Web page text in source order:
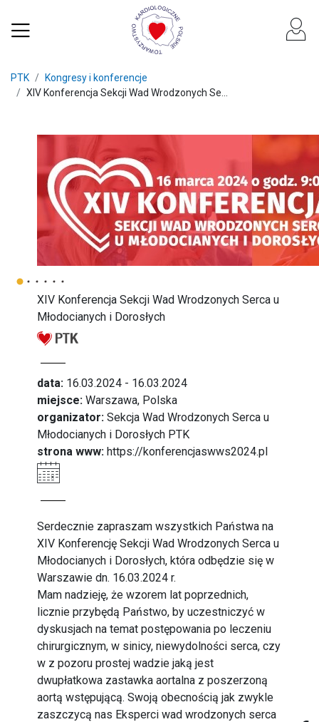
PTK
Kongresy i konferencje
XIV Konferencja Sekcji Wad Wrodzonych Se...
XIV Konferencja Sekcji Wad Wrodzonych Serca u
Młodocianych i Dorosłych
data: 16.03.2024 - 16.03.2024
miejsce: Warszawa, Polska
organizator: Sekcja Wad Wrodzonych Serca u
Młodocianych i Dorosłych PTK
strona www: https://konferencjaswws2024.pl
Serdecznie zapraszam wszystkich Państwa na
XIV Konferencję Sekcji Wad Wrodzonych Serca u
Młodocianych i Dorosłych, która odbędzie się w
Warszawie dn. 16.03.2024 r.
Mam nadzieję, że wzorem lat poprzednich,
licznie przybędą Państwo, by uczestniczyć w
dyskusjach na temat postępowania po leczeniu
chirurgicznym, w sinicy, niewydolności serca, czy
w z pozoru prostej wadzie jaką jest
dwupłatkowa zastawka aortalna z poszerzoną
aortą wstępującą. Swoją obecnością jak zwykle
zaszczycą nas Eksperci wad wrodzonych serca